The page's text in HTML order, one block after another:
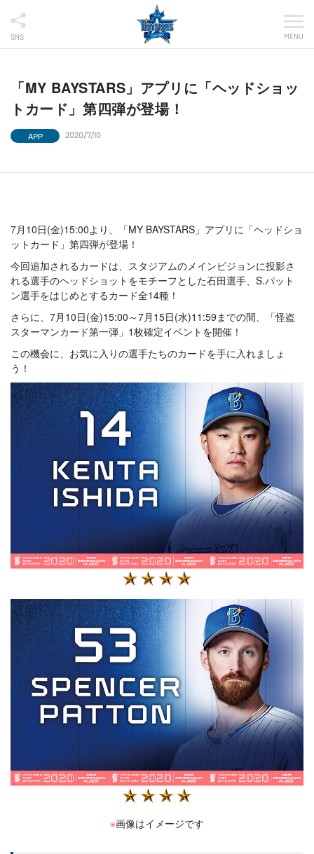
SNS MENU
「MY BAYSTARS」アプリに「ヘッドショッ
トカード」第四弾が登場！
APP 2020/7/10
7月10日(金)15:00より、「MY BAYSTARS」アプリに「ヘッドショ
ットカード」第四弾が登場！
今回追加されるカードは、スタジアムのメインビジョンに投影さ
れる選手のヘッドショットをモチーフとした石田選手、S.パット
ン選手をはじめとするカード全14種！
さらに、7月10日(金)15:00～7月15日(水)11:59までの間、「怪盗
スターマンカード第一弾」1枚確定イベントを開催！
この機会に、お気に入りの選手たちのカードを手に入れましょ
う！
※画像はイメージです